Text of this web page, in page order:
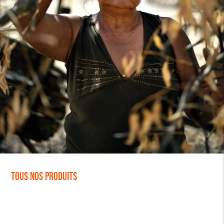
Tous nos produits